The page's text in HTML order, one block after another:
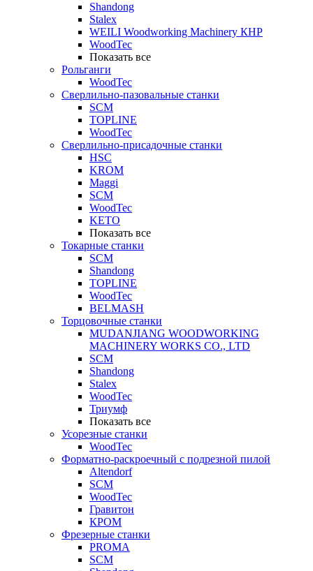
Shandong
Stalex
WEILI Woodworking Machinery КНР
WoodTec
Показать все
Рольганги
WoodTec
Сверлильно-пазовальные станки
SCM
TOPLINE
WoodTec
Сверлильно-присадочные станки
HSC
KROM
Maggi
SCM
WoodTec
KETO
Показать все
Токарные станки
SCM
Shandong
TOPLINE
WoodTec
BELMASH
Торцовочные станки
MUDANJIANG WOODWORKING
MACHINERY WORKS CO., LTD
SCM
Shandong
Stalex
WoodTec
Триумф
Показать все
Усорезные станки
WoodTec
Форматно-раскроечный с подрезной пилой
Altendorf
SCM
WoodTec
Гравитон
КРОМ
Фрезерные станки
PROMA
SCM